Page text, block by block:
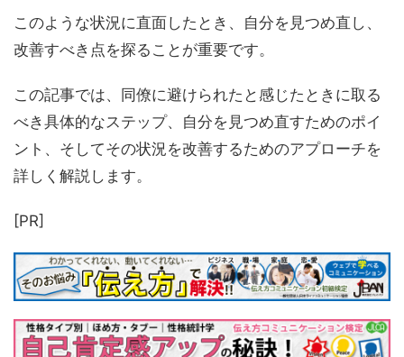
このような状況に直面したとき、自分を見つめ直し、
改善すべき点を探ることが重要です。
この記事では、同僚に避けられたと感じたときに取る
べき具体的なステップ、自分を見つめ直すためのポイ
ント、そしてその状況を改善するためのアプローチを
詳しく解説します。
[PR]